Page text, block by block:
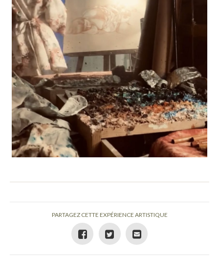
PARTAGEZ CETTE EXPÉRIENCE ARTISTIQUE